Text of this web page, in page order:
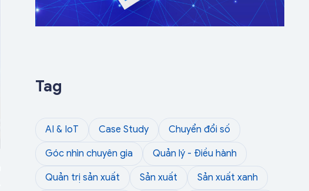
Tag
AI & IoT Case Study Chuyển đổi số
Góc nhìn chuyên gia Quản lý - Điều hành
Quản trị sản xuất Sản xuất Sản xuất xanh